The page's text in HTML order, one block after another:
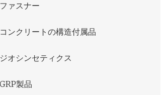
ファスナー
コンクリートの構造付属品
ジオシンセティクス
GRP製品